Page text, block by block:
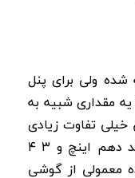
ولی برای پنل
مقداری شبیه به
خیلی تفاوت زیادی
بین دو گوشی وجود نداره و در حد چند دهم اینچ و ۳ ۴
معمولی از گوشی